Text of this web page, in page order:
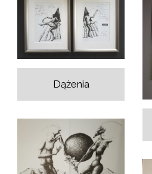
Dążenia